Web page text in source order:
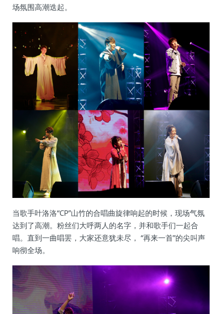
场氛围高潮迭起。
当歌手叶洛洛“CP”山竹的合唱曲旋律响起的时候，现场气氛
达到了高潮。粉丝们大呼两人的名字，并和歌手们一起合
唱。直到一曲唱罢，大家还意犹未尽， “再来一首”的尖叫声
响彻全场。